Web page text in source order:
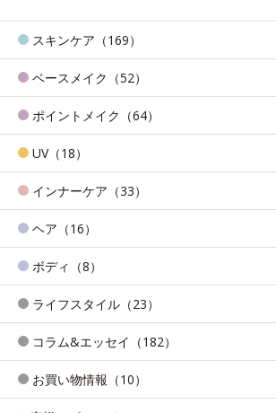
スキンケア（169）
ベースメイク（52）
ポイントメイク（64）
UV（18）
インナーケア（33）
ヘア（16）
ボディ（8）
ライフスタイル（23）
コラム&エッセイ（182）
お買い物情報（10）